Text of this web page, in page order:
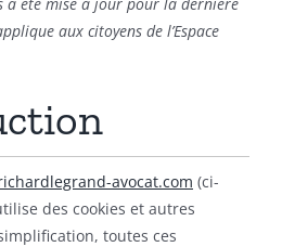
aux citoyens de l’Espace
avocat.com (ci-
des cookies et autres
toutes ces